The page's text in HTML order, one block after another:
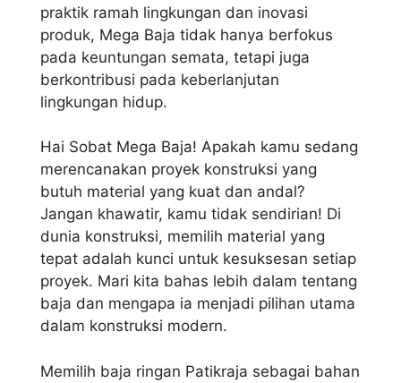
praktik ramah lingkungan dan inovasi
produk, Mega Baja tidak hanya berfokus
pada keuntungan semata, tetapi juga
berkontribusi pada keberlanjutan
lingkungan hidup.
Hai Sobat Mega Baja! Apakah kamu sedang
merencanakan proyek konstruksi yang
butuh material yang kuat dan andal?
Jangan khawatir, kamu tidak sendirian! Di
dunia konstruksi, memilih material yang
tepat adalah kunci untuk kesuksesan setiap
proyek. Mari kita bahas lebih dalam tentang
baja dan mengapa ia menjadi pilihan utama
dalam konstruksi modern.
Memilih baja ringan Patikraja sebagai bahan